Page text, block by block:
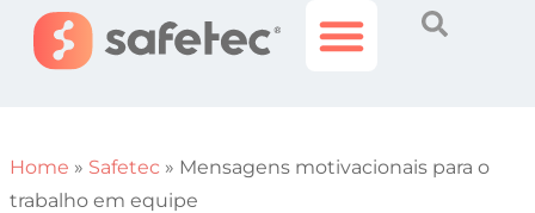
Home » Safetec » Mensagens motivacionais para o
trabalho em equipe